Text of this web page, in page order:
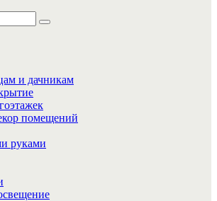
Поиск
и дачникам
помещений
руками